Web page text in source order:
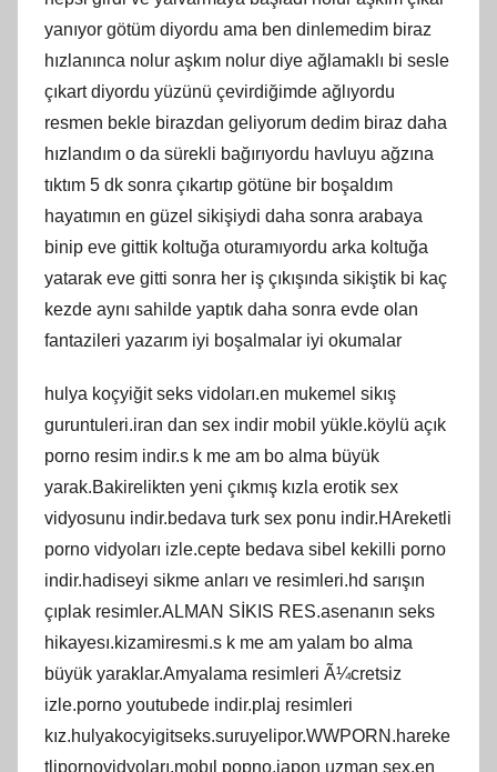
yanıyor götüm diyordu ama ben dinlemedim biraz
hızlanınca nolur aşkım nolur diye ağlamaklı bi sesle
çıkart diyordu yüzünü çevirdiğimde ağlıyordu
resmen bekle birazdan geliyorum dedim biraz daha
hızlandım o da sürekli bağırıyordu havluyu ağzına
tıktım 5 dk sonra çıkartıp götüne bir boşaldım
hayatımın en güzel sikişiydi daha sonra arabaya
binip eve gittik koltuğa oturamıyordu arka koltuğa
yatarak eve gitti sonra her iş çıkışında sikiştik bi kaç
kezde aynı sahilde yaptık daha sonra evde olan
fantazileri yazarım iyi boşalmalar iyi okumalar
hulya koçyiğit seks vidoları.en mukemel sikış
guruntuleri.iran dan sex indir mobil yükle.köylü açık
porno resim indir.s k me am bo alma büyük
yarak.Bakirelikten yeni çıkmış kızla erotik sex
vidyosunu indir.bedava turk sex ponu indir.HAreketli
porno vidyoları izle.cepte bedava sibel kekilli porno
indir.hadiseyi sikme anları ve resimleri.hd sarışın
çıplak resimler.ALMAN SİKIS RES.asenanın seks
hikayesı.kizamiresmi.s k me am yalam bo alma
büyük yaraklar.Amyalama resimleri Ã¼cretsiz
izle.porno youtubede indir.plaj resimleri
kız.hulyakocyigitseks.suruyelipor.WWPORN.hareke
tlipornovidyoları.mobıl popno.japon uzman sex.en